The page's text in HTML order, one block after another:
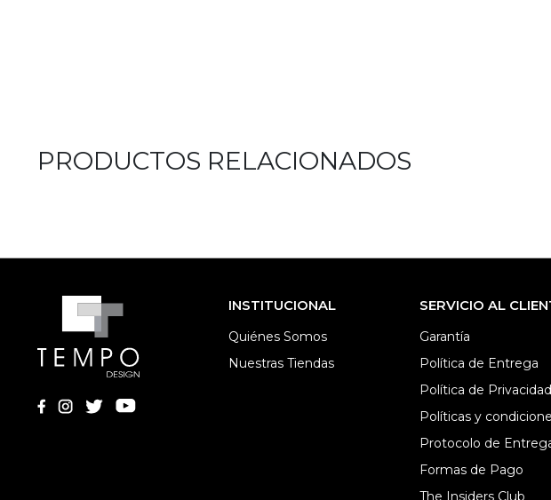
PRODUCTOS RELACIONADOS
INSTITUCIONAL
Quiénes Somos
Nuestras Tiendas
SERVICIO AL
Garantía
Política de Entrega
Política de Privacidad
Políticas y
Protocolo de
Formas de Pago
The Insiders Club